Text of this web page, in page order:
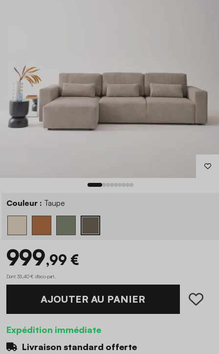
Couleur : Taupe
999,99 €
Dont 35,40 € d'éco-part
AJOUTER AU PANIER
Expédition immédiate
Livraison standard offerte